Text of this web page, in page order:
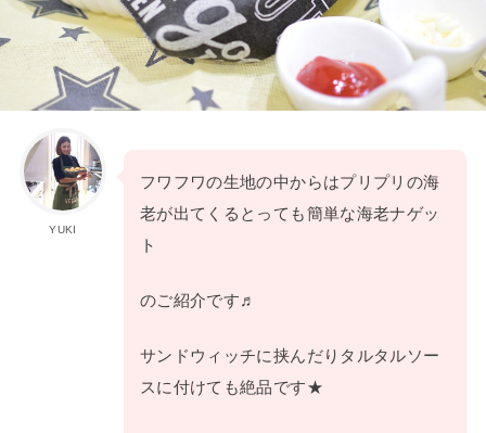
YUKI
フワフワの生地の中からはプリプリの海
老が出てくるとっても簡単な海老ナゲッ
ト
のご紹介です♬
サンドウィッチに挟んだりタルタルソー
スに付けても絶品です★